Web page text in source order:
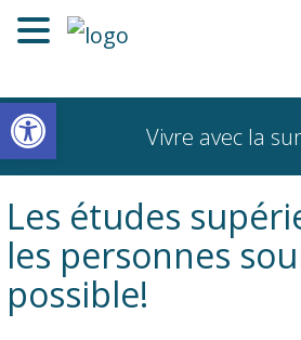
Vivre avec la
Les études
les personnes
possible!
Ouvrir la barre d’outils